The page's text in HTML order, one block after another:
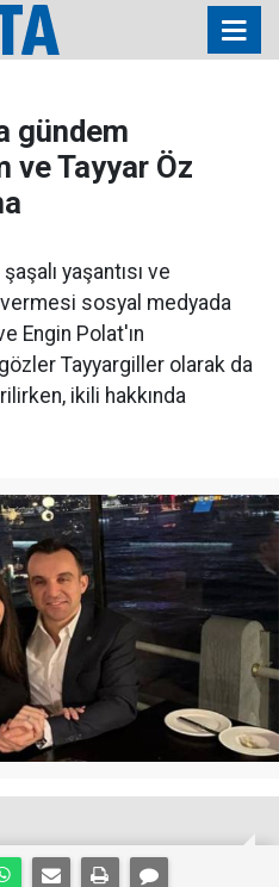
gündem
ve Tayyar Öz
yaşantısı ve
sosyal medyada
Engin Polat'ın
Tayyargiller olarak da
ikili hakkında